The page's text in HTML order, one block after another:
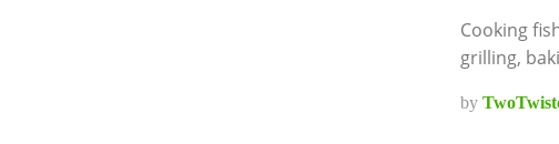
Cooking
grilling,
by